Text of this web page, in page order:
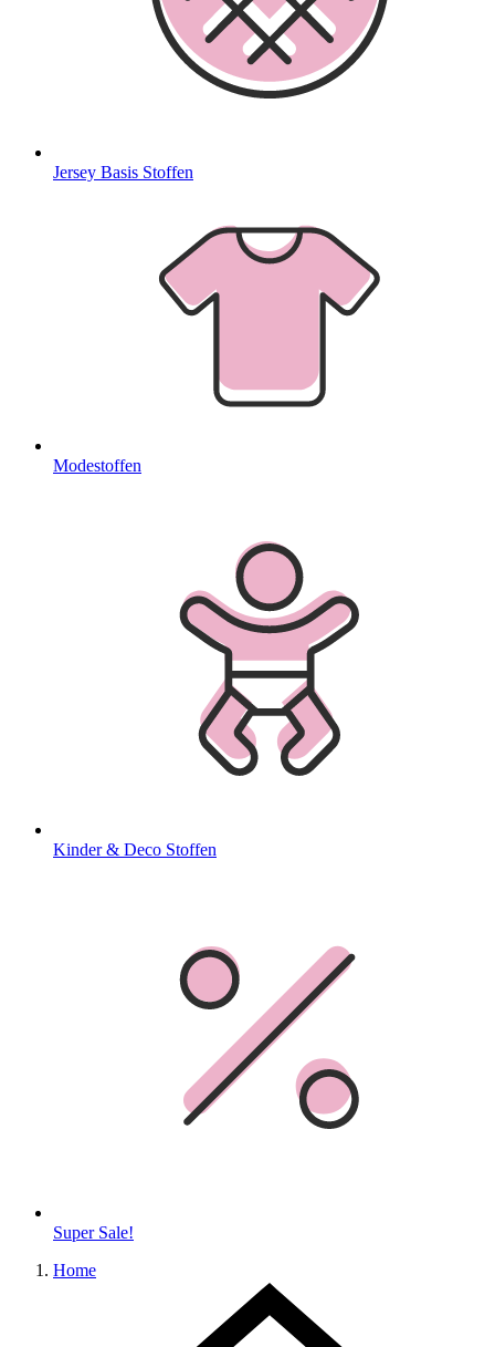
Jersey Basis Stoffen
Modestoffen
Kinder & Deco Stoffen
Super Sale!
Home